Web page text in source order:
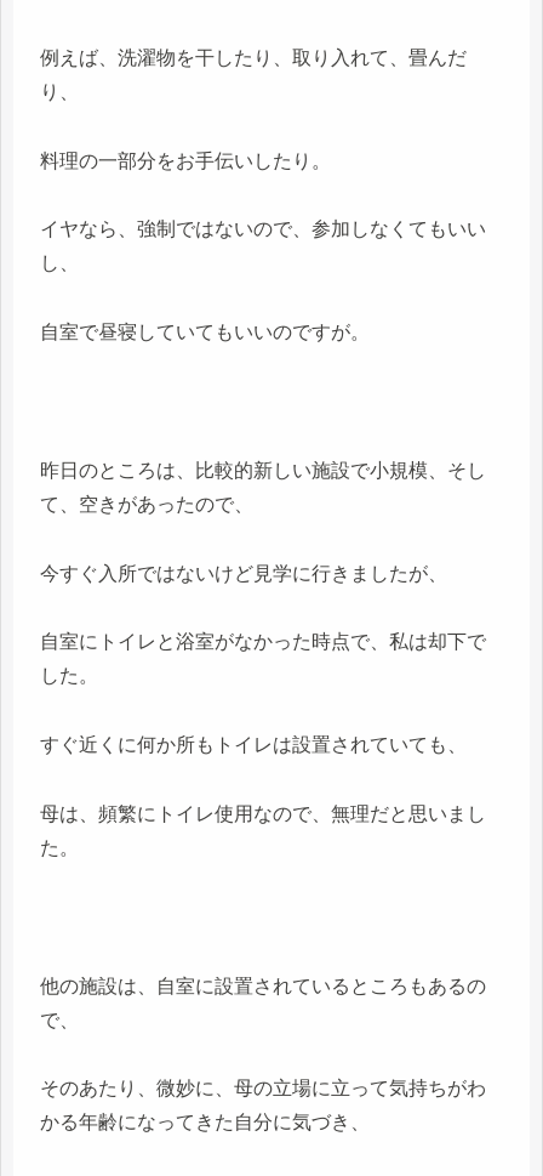
例えば、洗濯物を干したり、取り入れて、畳んだ
り、
料理の一部分をお手伝いしたり。
イヤなら、強制ではないので、参加しなくてもいい
し、
自室で昼寝していてもいいのですが。
昨日のところは、比較的新しい施設で小規模、そし
て、空きがあったので、
今すぐ入所ではないけど見学に行きましたが、
自室にトイレと浴室がなかった時点で、私は却下で
した。
すぐ近くに何か所もトイレは設置されていても、
母は、頻繁にトイレ使用なので、無理だと思いまし
た。
他の施設は、自室に設置されているところもあるの
で、
そのあたり、微妙に、母の立場に立って気持ちがわ
かる年齢になってきた自分に気づき、